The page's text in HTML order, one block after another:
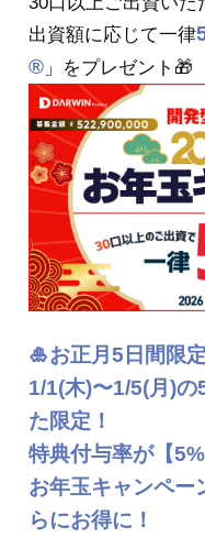
出資額に応じて一律
® 」をプレゼント🎁
🎍お正月 5日間限
1/1(木)〜1/5(月)の
た限定！
特典付与率が【
お年玉キャンペー
らにお得に！